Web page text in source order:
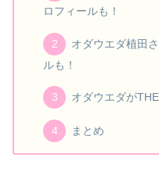
ロフィールも！
オダウエダ植田
ルも！
オダウエダが
まとめ